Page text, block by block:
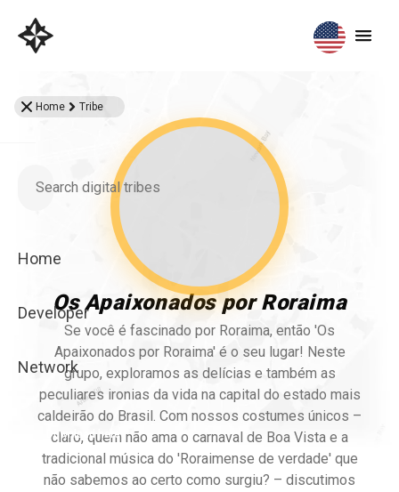
Home
Developer
Network
Download here
Home Tribe
Os Apaixonados por Roraima
Se você é fascinado por Roraima, então 'Os
Apaixonados por Roraima' é o seu lugar! Neste
grupo, exploramos as delícias e também as
peculiares ironias da vida na capital do estado mais
caldeirão do Brasil. Com nossos costumes únicos –
claro, quem não ama o carnaval de Boa Vista e a
tradicional música do 'Roraimense de verdade' que
não sabemos ao certo como surgiu? – discutimos